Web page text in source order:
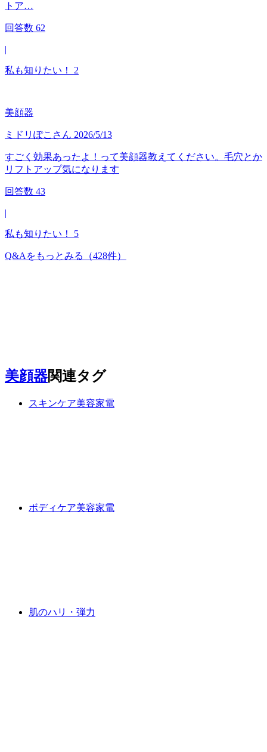
トア…
回答数 62
|
私も知りたい！ 2
美顔器
ミドリぽこ さん 2026/5/13
すごく効果あったよ！って美顔器教えてください。毛穴とか
リフトアップ気になります
回答数 43
|
私も知りたい！ 5
Q&Aをもっとみる （428件）
美顔器関連タグ
スキンケア美容家電
ボディケア美容家電
肌のハリ・弾力